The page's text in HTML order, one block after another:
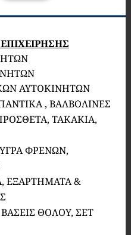
ΑΥΤΟΚΙΝΗΤΩΝ
, ΒΑΛΒΟΛΙΝΕΣ
ΤΑΚΑΚΙΑ,
ΦΡΕΝΩΝ,
ΕΞΑΡΤΗΜΑΤΑ &
ΘΟΛΟΥ, ΣΕΤ